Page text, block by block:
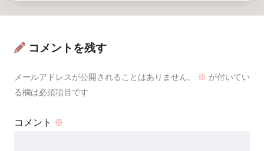
コメントを残す
メールアドレスが公開されることはありません。 ※ が付いてい
る欄は必須項目です
コメント ※